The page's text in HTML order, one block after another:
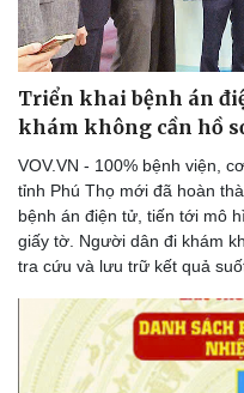
eSports
Hậu trường
Triển khai bệnh án
khám không cần hồ
VOV.VN - 100% bệnh viện,
tỉnh Phú Thọ mới đã hoàn
bệnh án điện tử, tiến tới mô
giấy tờ. Người dân đi khám
tra cứu và lưu trữ kết quả